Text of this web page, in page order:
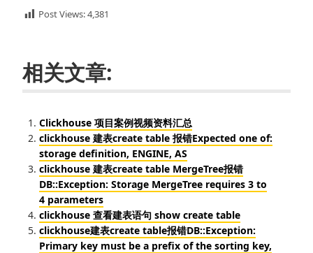
Post Views:4,381
相关文章:
Clickhouse 项目案例视频资料汇总
clickhouse 建表create table 报错Expected one of:
storage definition, ENGINE, AS
clickhouse 建表create table MergeTree报错
DB::Exception: Storage MergeTree requires 3 to
4 parameters
clickhouse 查看建表语句 show create table
clickhouse建表create table报错DB::Exception:
Primary key must be a prefix of the sorting key,